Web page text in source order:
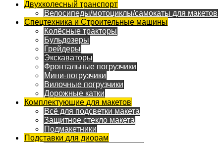
Двухколесный транспорт
Велосипеды/мотоциклы/самокаты для макетов
Спецтехника и Строительные машины
Колёсные тракторы
Бульдозеры
Грейдеры
Экскаваторы
Фронтальные погрузчики
Мини-погрузчики
Вилочные погрузчики
Дорожные катки
Комплектующие для макетов
Всё для подсветки макета
Защитное стекло макета
Подмакетники
Подставки для диорам